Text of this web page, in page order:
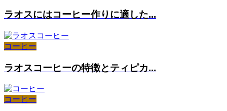
ラオスにはコーヒー作りに適した...
コーヒー
ラオスコーヒーの特徴とティピカ...
コーヒー